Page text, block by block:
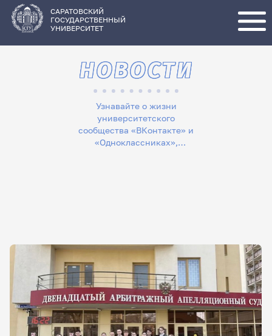
основному
содержанию
САРАТОВСКИЙ
ГОСУДАРСТВЕННЫЙ
УНИВЕРСИТЕТ
Узнавайте о жизни
университетского
сообщества «ВКонтакте» и
«Одноклассниках»,
НОВОСТИ